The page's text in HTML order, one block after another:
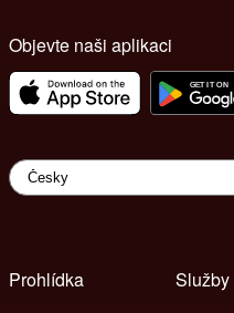
Objevte naši aplikaci
Prohlídka
Služby